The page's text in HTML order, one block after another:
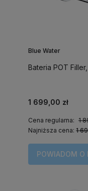
Blue Water
Bateria POT
1 699,00 zł
Cena regularna: 1
Najniższa cena: 1
POWIADOM O